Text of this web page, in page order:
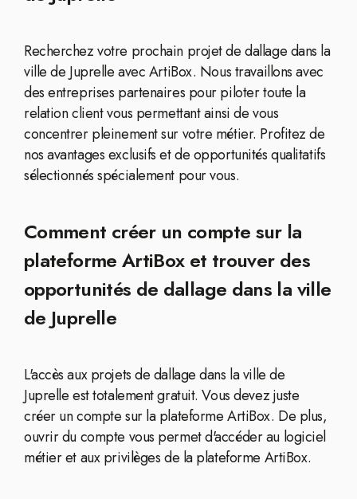
Recherchez votre prochain projet de dallage dans la
ville de Juprelle avec ArtiBox. Nous travaillons avec
des entreprises partenaires pour piloter toute la
relation client vous permettant ainsi de vous
concentrer pleinement sur votre métier. Profitez de
nos avantages exclusifs et de opportunités qualitatifs
sélectionnés spécialement pour vous.
Comment créer un compte sur la
plateforme ArtiBox et trouver des
opportunités de dallage dans la ville
de Juprelle
L'accès aux projets de dallage dans la ville de
Juprelle est totalement gratuit. Vous devez juste
créer un compte sur la plateforme ArtiBox. De plus,
ouvrir du compte vous permet d'accéder au logiciel
métier et aux privilèges de la plateforme ArtiBox.